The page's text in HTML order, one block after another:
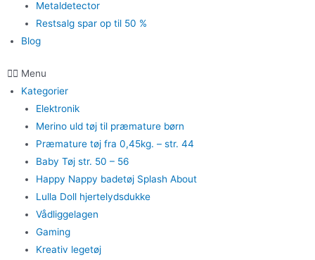
Metaldetector
Restsalg spar op til 50 %
Blog
Menu
Kategorier
Elektronik
Merino uld tøj til præmature børn
Præmature tøj fra 0,45kg. – str. 44
Baby Tøj str. 50 – 56
Happy Nappy badetøj Splash About
Lulla Doll hjertelydsdukke
Vådliggelagen
Gaming
Kreativ legetøj